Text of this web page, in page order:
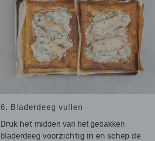
6. Bladerdeeg vullen
Druk het midden van het gebakken
bladerdeeg voorzichtig in en schep de